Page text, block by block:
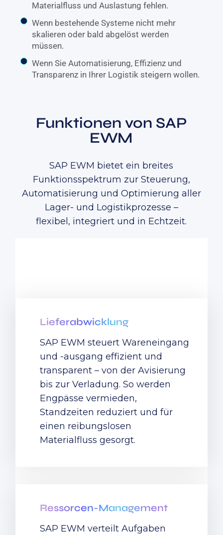
Materialfluss und Auslastung fehlen.
Wenn bestehende Systeme nicht mehr
skalieren oder bald abgelöst werden
müssen.
Wenn Sie Automatisierung, Effizienz und
Transparenz in Ihrer Logistik steigern wollen.
Funktionen von SAP
EWM
SAP EWM bietet ein breites
Funktionsspektrum zur Steuerung,
Automatisierung und Optimierung aller
Lager- und Logistikprozesse –
flexibel, integriert und in Echtzeit.
Lieferabwicklung
SAP EWM steuert Wareneingang
und -ausgang effizient und
transparent – von der Avisierung
bis zur Verladung. So werden
Engpässe vermieden,
Standzeiten reduziert und für
einen reibungslosen
Materialfluss gesorgt.
Ressorcen-Management
SAP EWM verteilt Aufgaben